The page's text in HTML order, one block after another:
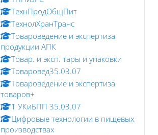
ТехнПродОбщПит
ТехнолХранТранс
Товароведение и экспертиза
продукции АПК
Товар. и эксп. тары и упаковки
Товаровед35.03.07
Товароведение и экспертиза
товаров+
1 УКиБПП 35.03.07
Цифровые технологии в пищевых
производствах